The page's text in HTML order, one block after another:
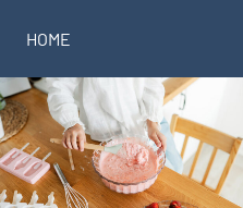
HOME